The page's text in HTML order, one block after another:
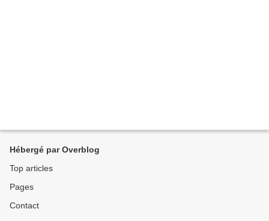
Hébergé par Overblog
Top articles
Pages
Contact